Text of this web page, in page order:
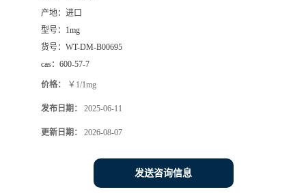
产地： 进口
型号： 1mg
货号： WT-DM-B00695
cas： 600-57-7
价格： ￥1/1mg
发布日期： 2025-06-11
更新日期： 2026-08-07
发送咨询信息